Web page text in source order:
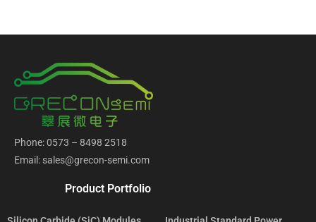
Phone: 0573 – 8498 2518
Email: sales@grecon-semi.com
Product Portfolio